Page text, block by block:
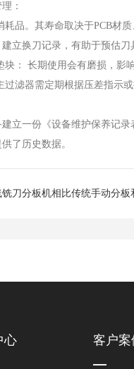
：
耗品。其寿命取决于PCB材
立换刀记录，有助于预估刀
块： 长期使用会有磨损，影
过滤器需定期根据压差指示或
立一份《设备维护保养记
了历史数据。
铣刀分板机相比传统手动分板
心 客户案